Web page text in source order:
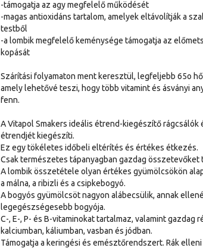
-támogatja az agy megfelelő működését
-magas antioxidáns tartalom, amelyek eltávolítják a
testből
-a lombik megfelelő keménysége támogatja az
kopását
Szárítási folyamaton ment keresztül, legfeljebb 65o
amely lehetővé teszi, hogy több vitamint és ásványi
fenn.
A Vitapol Smakers ideális étrend-kiegészítő rágcsálók
étrendjét kiegészíti.
Ez egy tökéletes időbeli eltérítés és értékes étkezés.
Csak természetes tápanyagban gazdag összetevőket
A lombik összetétele olyan értékes gyümölcsökön
a málna, a ribizli és a csipkebogyó.
A bogyós gyümölcsöt nagyon alábecsülik, annak
legegészségesebb bogyója.
C-, E-, P- és B-vitaminokat tartalmaz, valamint gazdag
kalciumban, káliumban, vasban és jódban.
Támogatja a keringési és emésztőrendszert. Rák